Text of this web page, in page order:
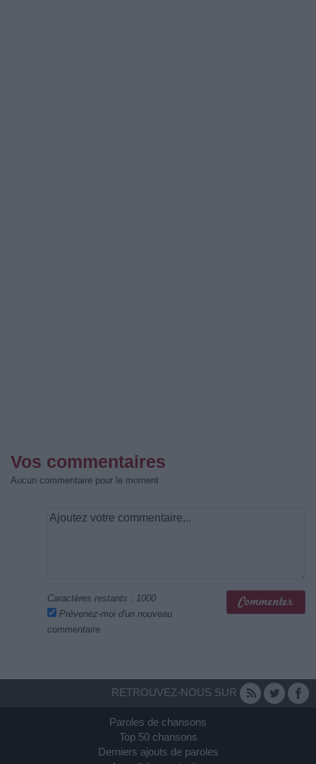
Vos commentaires
Aucun commentaire pour le moment
Caractères restants : 1000
Prévenez-moi d'un nouveau
commentaire
RETROUVEZ-NOUS SUR
Paroles de chansons
Top 50 chansons
Derniers ajouts de paroles